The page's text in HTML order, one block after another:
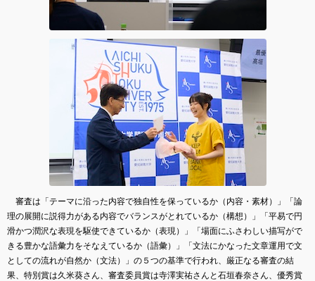
審査は「テーマに沿った内容で独自性を保っているか（内容・素材）」「論
理の展開に説得力がある内容でバランスがとれているか（構想）」「平易で円
滑かつ潤沢な表現を駆使できているか（表現）」「場面にふさわしい描写がで
きる豊かな語彙力をそなえているか（語彙）」「文法にかなった文章運用で文
としての流れが自然か（文法）」の５つの基準で行われ、厳正なる審査の結
果、特別賞は久米葵さん、審査委員賞は寺澤実祐さんと石垣春奈さん、優秀賞